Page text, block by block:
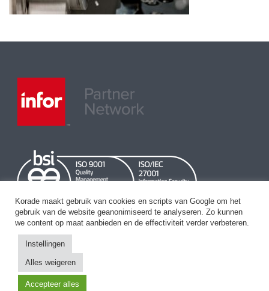
Korade maakt gebruik van cookies en scripts van Google om het
gebruik van de website geanonimiseerd te analyseren. Zo kunnen
we content op maat aanbieden en de effectiviteit verder verbeteren.
Instellingen
Alles weigeren
Accepteer alles